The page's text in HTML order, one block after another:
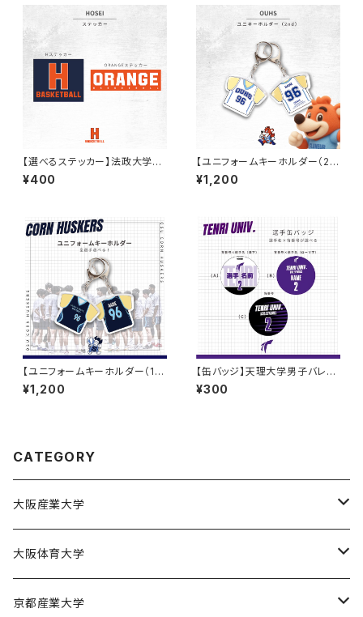
【選べるステッカー】法政大学バ
スケ部
¥400
【ユニフォームキーホルダー（2n
d）】大阪体育大学女子バスケ部
¥1,200
【ユニフォームキーホルダー（1s
t）】大阪産業大学バスケ部
¥1,200
【缶バッジ】天理大学男子バレー
部
¥300
CATEGORY
大阪産業大学
大阪産業大学バスケットボール部
大阪体育大学
大阪体育大学女子バスケットボール部
京都産業大学